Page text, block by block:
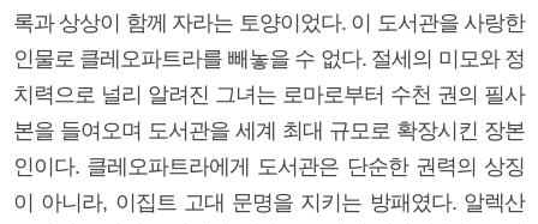
록과 상상이 함께 자라는 토양이었다. 이 도서관을 사랑한
인물로 클레오파트라를 빼놓을 수 없다. 절세의 미모와 정
치력으로 널리 알려진 그녀는 로마로부터 수천 권의 필사
본을 들여오며 도서관을 세계 최대 규모로 확장시킨 장본
인이다. 클레오파트라에게 도서관은 단순한 권력의 상징
이 아니라, 이집트 고대 문명을 지키는 방패였다. 알렉산